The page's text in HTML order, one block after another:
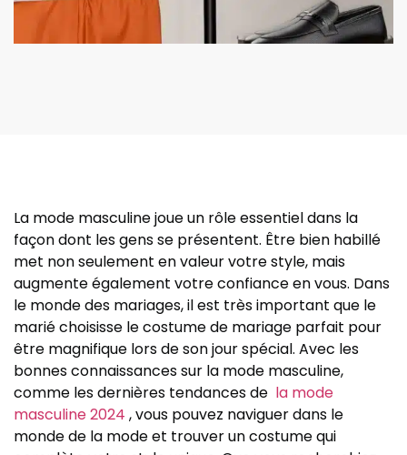
La mode masculine joue un rôle essentiel dans la
façon dont les gens se présentent. Être bien habillé
met non seulement en valeur votre style, mais
augmente également votre confiance en vous. Dans
le monde des mariages, il est très important que le
marié choisisse le costume de mariage parfait pour
être magnifique lors de son jour spécial. Avec les
bonnes connaissances sur la mode masculine,
comme les dernières tendances de la mode
masculine 2024 , vous pouvez naviguer dans le
monde de la mode et trouver un costume qui